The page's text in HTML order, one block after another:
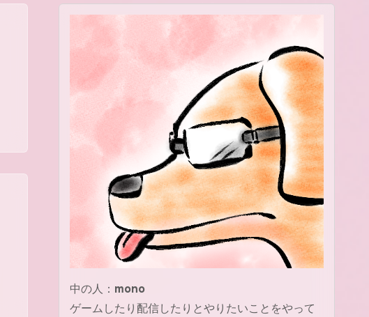
中の人： mono
ゲームしたり配信したりとやりたいことをやって